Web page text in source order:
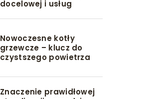
docelowej i usług
Nowoczesne kotły
grzewcze – klucz do
czystszego powietrza
Znaczenie prawidłowej